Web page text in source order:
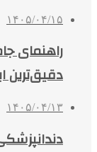
۱۴۰۵/۰۴/۱۵
راهنمای
دقیق‌ترین
۱۴۰۵/۰۴/۱۳